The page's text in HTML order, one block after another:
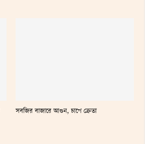
সবজির বাজারে আগুন, চাপে ক্রেতা